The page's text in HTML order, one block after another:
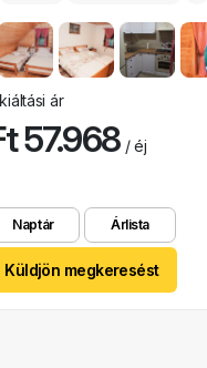
ár
57.968 / éj
Naptár Árlista
Küldjön megkeresést